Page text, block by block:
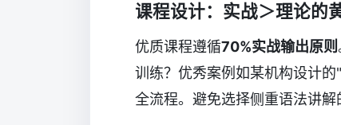
课程设计：实战＞理论的
优质课程遵循70%实战输出原则
训练？优秀案例如某机构设计
全流程。避免选择侧重语法讲解